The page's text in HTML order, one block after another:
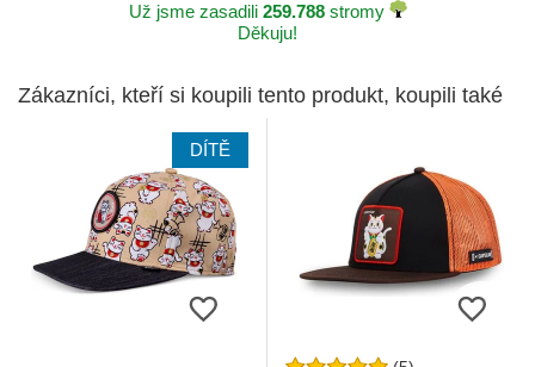
Už jsme zasadili 259.788stromy
Děkuju!
Zákazníci, kteří si koupili tento produkt, koupili také
DÍTĚ